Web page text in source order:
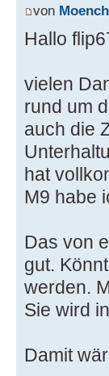
von Moench
Hallo
vielen
rund um
auch die
hat
M9 habe
Das von
gut.
werden.
Sie wird
Damit